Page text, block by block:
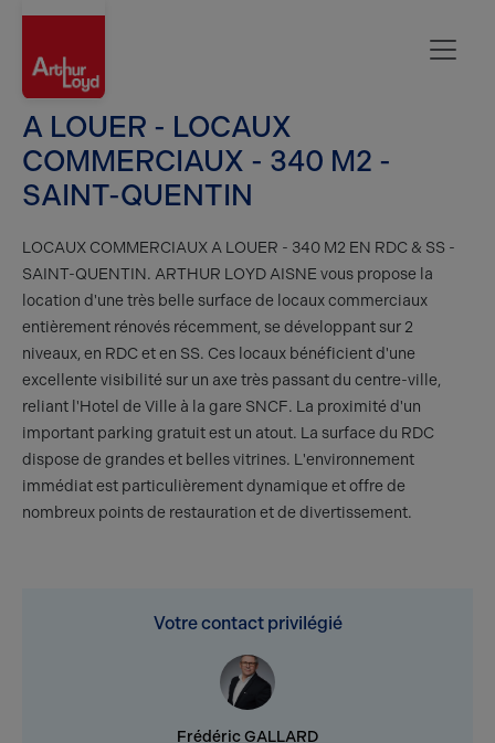
A LOUER - LOCAUX
COMMERCIAUX - 340 M2 -
SAINT-QUENTIN
LOCAUX COMMERCIAUX A LOUER - 340 M2 EN RDC & SS -
SAINT-QUENTIN. ARTHUR LOYD AISNE vous propose la
location d'une très belle surface de locaux commerciaux
entièrement rénovés récemment, se développant sur 2
niveaux, en RDC et en SS. Ces locaux bénéficient d'une
excellente visibilité sur un axe très passant du centre-ville,
reliant l'Hotel de Ville à la gare SNCF. La proximité d'un
important parking gratuit est un atout. La surface du RDC
dispose de grandes et belles vitrines. L'environnement
immédiat est particulièrement dynamique et offre de
nombreux points de restauration et de divertissement.
Votre contact privilégié
Frédéric GALLARD